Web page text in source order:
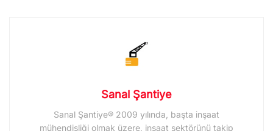
Sanal Şantiye
Sanal Şantiye® 2009 yılında, başta inşaat
mühendisliği olmak üzere, inşaat sektörünü takip